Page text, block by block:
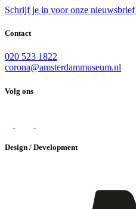
Schrijf je in voor onze nieuwsbrief
Contact
020 523 1822
corona@amsterdammuseum.nl
Volg ons
Design / Development